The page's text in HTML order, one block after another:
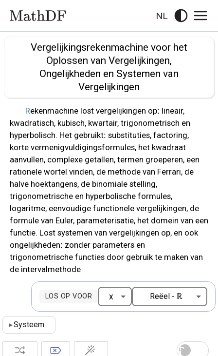
NL
Vergelijkingsrekenmachine voor het
Oplossen van Vergelijkingen,
Ongelijkheden en Systemen van
Vergelijkingen
Rekenmachine lost vergelijkingen op: lineair,
kwadratisch, kubisch, kwartair, trigonometrisch en
hyperbolisch. Het gebruikt: substituties, factoring,
korte vermenigvuldigingsformules, het kwadraat
aanvullen, complexe getallen, termen groeperen, een
rationele wortel vinden, de methode van Ferrari, de
halve hoektangens, de binomiale stelling,
trigonometrische en hyperbolische formules,
logaritme, eenvoudige functionele vergelijkingen, de
formule van Euler, parameterisatie, het domein van een
functie. Lost systemen van vergelijkingen op, en ook
ongelijkheden: zonder parameters en
trigonometrische functies door gebruik te maken van
de intervalmethode
LOS OP VOOR
▸Systeem